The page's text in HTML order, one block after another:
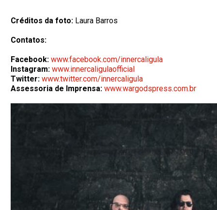
Créditos da foto: Laura Barros
Contatos:
Facebook:www.facebook.com/innercaligula
Instagram: www.innercaligulaofficial
Twitter: www.twitter.com/innercaligula
Assessoria de Imprensa: www.wargodspress.com.br